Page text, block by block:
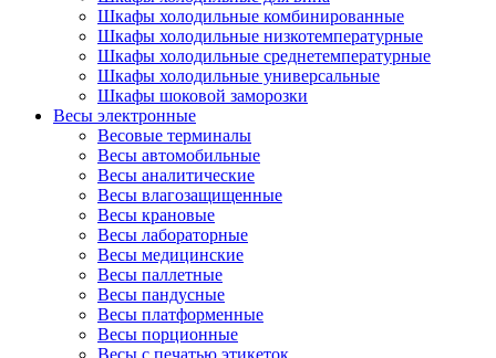
Шкафы холодильные комбинированные
Шкафы холодильные низкотемпературные
Шкафы холодильные среднетемпературные
Шкафы холодильные универсальные
Шкафы шоковой заморозки
Весы электронные
Весовые терминалы
Весы автомобильные
Весы аналитические
Весы влагозащищенные
Весы крановые
Весы лабораторные
Весы медицинские
Весы паллетные
Весы пандусные
Весы платформенные
Весы порционные
Весы с печатью этикеток